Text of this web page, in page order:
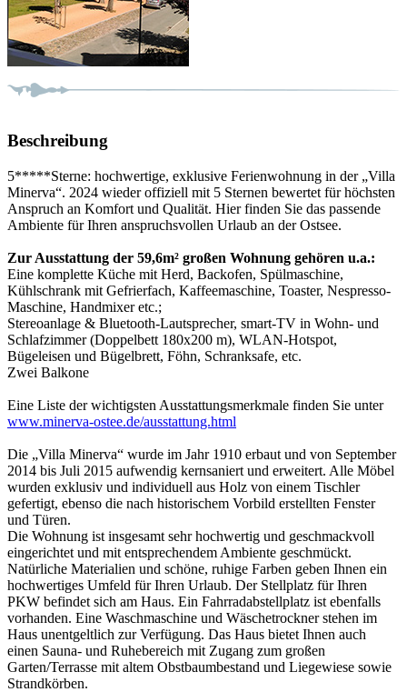
Beschreibung
5*****Sterne: hochwertige, exklusive Ferienwohnung in der „Villa
Minerva“. 2024 wieder offiziell mit 5 Sternen bewertet für höchsten
Anspruch an Komfort und Qualität. Hier finden Sie das passende
Ambiente für Ihren anspruchsvollen Urlaub an der Ostsee.
Zur Ausstattung der 59,6m² großen Wohnung gehören u.a.:
Eine komplette Küche mit Herd, Backofen, Spülmaschine,
Kühlschrank mit Gefrierfach, Kaffeemaschine, Toaster, Nespresso-
Maschine, Handmixer etc.;
Stereoanlage & Bluetooth-Lautsprecher, smart-TV in Wohn- und
Schlafzimmer (Doppelbett 180x200 m), WLAN-Hotspot,
Bügeleisen und Bügelbrett, Föhn, Schranksafe, etc.
Zwei Balkone
Eine Liste der wichtigsten Ausstattungsmerkmale finden Sie unter
www.minerva-ostee.de/ausstattung.html
Die „Villa Minerva“ wurde im Jahr 1910 erbaut und von September
2014 bis Juli 2015 aufwendig kernsaniert und erweitert. Alle Möbel
wurden exklusiv und individuell aus Holz von einem Tischler
gefertigt, ebenso die nach historischem Vorbild erstellten Fenster
und Türen.
Die Wohnung ist insgesamt sehr hochwertig und geschmackvoll
eingerichtet und mit entsprechendem Ambiente geschmückt.
Natürliche Materialien und schöne, ruhige Farben geben Ihnen ein
hochwertiges Umfeld für Ihren Urlaub. Der Stellplatz für Ihren
PKW befindet sich am Haus. Ein Fahrradabstellplatz ist ebenfalls
vorhanden. Eine Waschmaschine und Wäschetrockner stehen im
Haus unentgeltlich zur Verfügung. Das Haus bietet Ihnen auch
einen Sauna- und Ruhebereich mit Zugang zum großen
Garten/Terrasse mit altem Obstbaumbestand und Liegewiese sowie
Strandkörben.